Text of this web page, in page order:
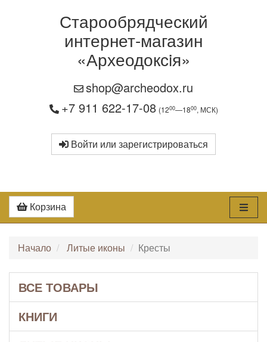
Старообрядческий
интернет-магазин
«Археодоксiя»
shop@archeodox.ru
+7 911 622-17-08 (1200—1800, МСК)
Войти или зарегистрироваться
Корзина
Начало Литые иконы Кресты
ВСЕ ТОВАРЫ
КНИГИ